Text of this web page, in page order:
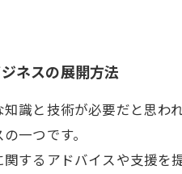
ネスの展開方法
識と技術が必要だと思わ
一つです。
するアドバイスや支援を